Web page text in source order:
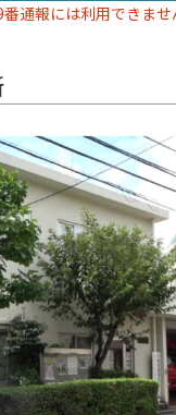
通報には利用できませ